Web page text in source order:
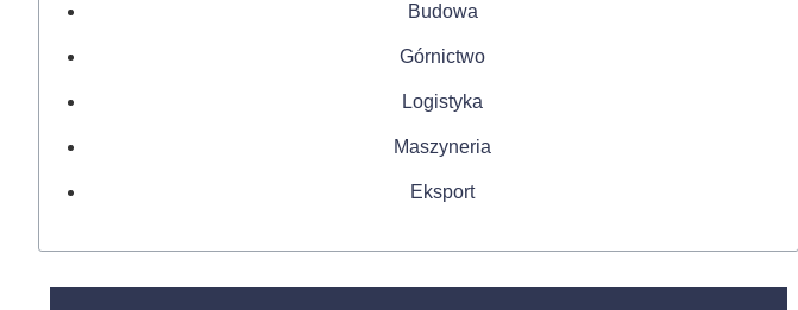
Budowa
Górnictwo
Logistyka
Maszyneria
Eksport